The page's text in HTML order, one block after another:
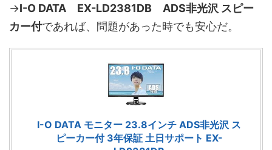
→I-O DATA EX-LD2381DB ADS非光沢 スピー
カー付であれば、問題があった時でも安心だ。
I-O DATA モニター 23.8インチ ADS非光沢 ス
ピーカー付 3年保証 土日サポート EX-